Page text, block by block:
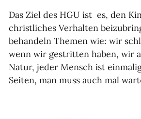
Das Ziel des HGU ist es, den
christliches Verhalten
behandeln Themen wie: wir
wenn wir gestritten haben, wir
Natur, jeder Mensch ist
Seiten, man muss auch mal